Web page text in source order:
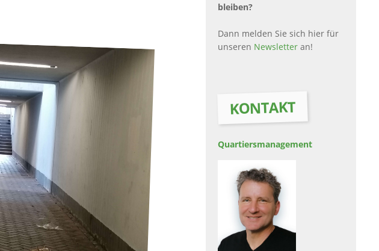
bleiben?
Dann melden Sie sich hier für
unseren Newsletter an!
KONTAKT
Quartiers­management